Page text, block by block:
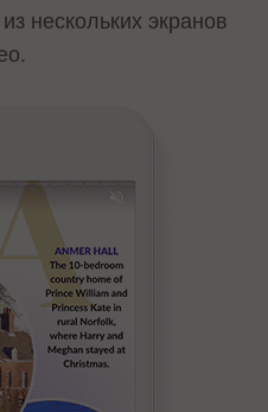
нескольких экранов